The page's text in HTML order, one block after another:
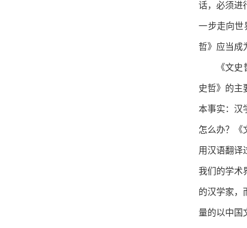
话，必须进
一步走向世
哲》应当成
《文
史哲》的主
本事实：汉
怎么办？《
用汉语翻译
我们的学术
的汉学家，
量的以中国